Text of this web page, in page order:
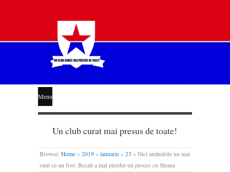
STEAUA
LIBERĂ
Menu
Un club curat mai presus de toate!
Browse: Home » 2019 » ianuarie » 23 » Nici amânările nu mai
sunt ce-au fost. Becali a mai pierdut un proces cu Steaua